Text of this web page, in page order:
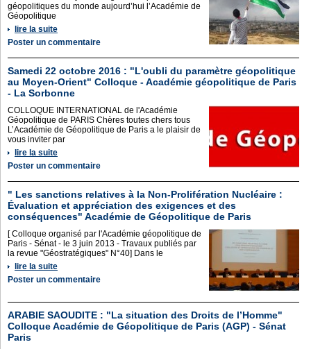
géopolitiques du monde aujourd’hui l’Académie de
Géopolitique
lire la suite
Poster un commentaire
Samedi 22 octobre 2016 : "L'oubli du paramètre géopolitique
au Moyen-Orient" Colloque - Académie géopolitique de Paris
- La Sorbonne
COLLOQUE INTERNATIONAL de l'Académie
Géopolitique de PARIS Chères toutes chers tous
L’Académie de Géopolitique de Paris a le plaisir de
vous inviter par
lire la suite
Poster un commentaire
" Les sanctions relatives à la Non-Prolifération Nucléaire :
Évaluation et appréciation des exigences et des
conséquences" Académie de Géopolitique de Paris
[ Colloque organisé par l'Académie géopolitique de
Paris - Sénat - le 3 juin 2013 - Travaux publiés par
la revue "Géostratégiques" N°40] Dans le
lire la suite
Poster un commentaire
ARABIE SAOUDITE : "La situation des Droits de l’Homme"
Colloque Académie de Géopolitique de Paris (AGP) - Sénat
Paris